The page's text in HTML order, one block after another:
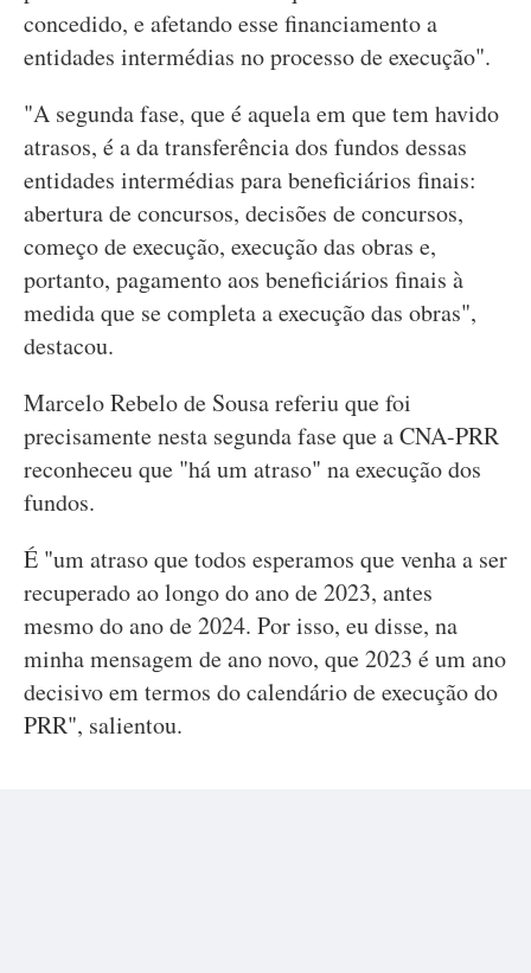
concedido, e afetando esse financiamento a
entidades intermédias no processo de execução".
"A segunda fase, que é aquela em que tem havido
atrasos, é a da transferência dos fundos dessas
entidades intermédias para beneficiários finais:
abertura de concursos, decisões de concursos,
começo de execução, execução das obras e,
portanto, pagamento aos beneficiários finais à
medida que se completa a execução das obras",
destacou.
Marcelo Rebelo de Sousa referiu que foi
precisamente nesta segunda fase que a CNA-PRR
reconheceu que "há um atraso" na execução dos
fundos.
É "um atraso que todos esperamos que venha a ser
recuperado ao longo do ano de 2023, antes
mesmo do ano de 2024. Por isso, eu disse, na
minha mensagem de ano novo, que 2023 é um ano
decisivo em termos do calendário de execução do
PRR", salientou.